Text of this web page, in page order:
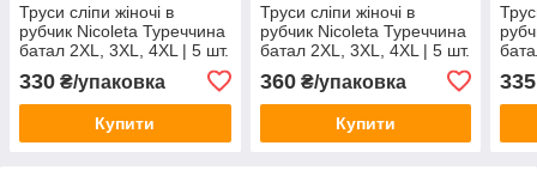
Труси сліпи жіночі в
рубчик Nicoleta Туреччина
батал 2XL, 3XL, 4XL | 5 шт.
330 ₴/упаковка
Купити
Труси сліпи жіночі в
рубчик Nicoleta Туреччина
батал 2XL, 3XL, 4XL | 5 шт.
360₴/упаковка
Купити
335